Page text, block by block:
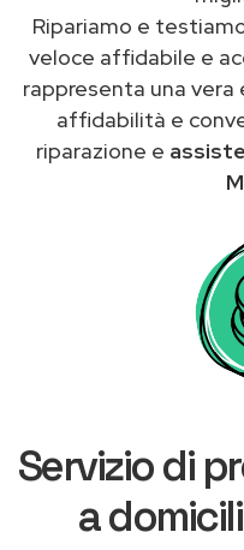
Ripariamo e
veloce affidabile e
rappresenta una vera
affidabilità e
riparazione e
Servizio di
a